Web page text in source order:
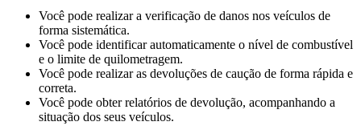
Você pode realizar a verificação de danos nos veículos de
forma sistemática.
Você pode identificar automaticamente o nível de combustível
e o limite de quilometragem.
Você pode realizar as devoluções de caução de forma rápida e
correta.
Você pode obter relatórios de devolução, acompanhando a
situação dos seus veículos.